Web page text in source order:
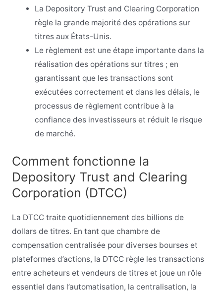
La Depository Trust and Clearing Corporation
règle la grande majorité des opérations sur
titres aux États-Unis.
Le règlement est une étape importante dans la
réalisation des opérations sur titres ; en
garantissant que les transactions sont
exécutées correctement et dans les délais, le
processus de règlement contribue à la
confiance des investisseurs et réduit le risque
de marché.
Comment fonctionne la
Depository Trust and Clearing
Corporation (DTCC)
La DTCC traite quotidiennement des billions de
dollars de titres. En tant que chambre de
compensation centralisée pour diverses bourses et
plateformes d’actions, la DTCC règle les transactions
entre acheteurs et vendeurs de titres et joue un rôle
essentiel dans l’automatisation, la centralisation, la